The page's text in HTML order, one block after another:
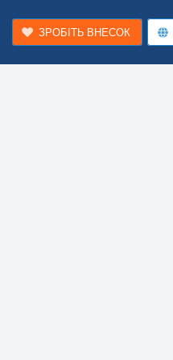
ЗРОБІТЬ ВНЕСОК